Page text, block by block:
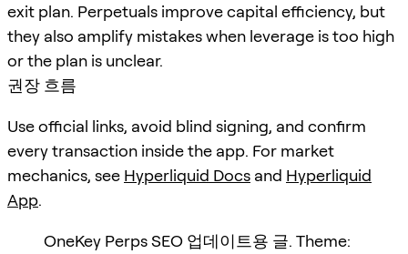
exit plan. Perpetuals improve capital efficiency, but
they also amplify mistakes when leverage is too high
or the plan is unclear.
권장 흐름
Use official links, avoid blind signing, and confirm
every transaction inside the app. For market
mechanics, see Hyperliquid Docs and Hyperliquid
App.
OneKey Perps SEO 업데이트용 글. Theme: